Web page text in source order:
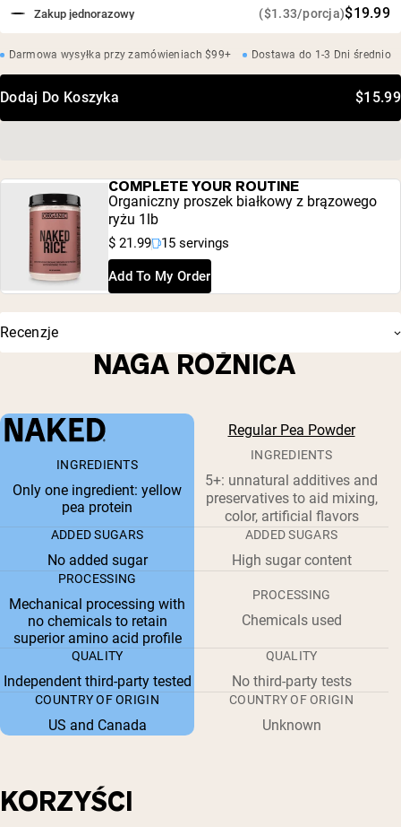
Zakup jednorazowy ($1.33/porcja)$19.99
Darmowa wysyłka przy zamówieniach $99+ Dostawa do 1-3 Dni średnio
Dodaj Do Koszyka $15.99
COMPLETE YOUR ROUTINE
Organiczny proszek białkowy z brązowego
ryżu 1lb
$ 21.99 15 servings
Add To My Order
Recenzje
NAGA RÓŻNICA
Regular Pea Powder
INGREDIENTS
Only one ingredient: yellow
pea protein
INGREDIENTS
5+: unnatural additives and
preservatives to aid mixing,
color, artificial flavors
ADDED SUGARS
No added sugar
ADDED SUGARS
High sugar content
PROCESSING
Mechanical processing with
no chemicals to retain
superior amino acid profile
PROCESSING
Chemicals used
QUALITY
Independent third-party tested
QUALITY
No third-party tests
COUNTRY OF ORIGIN
US and Canada
COUNTRY OF ORIGIN
Unknown
KORZYŚCI